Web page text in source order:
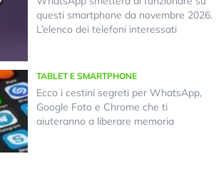
questi smartphone da novembre 2026.
L’elenco dei telefoni interessati
TABLET E SMARTPHONE
Ecco i cestini segreti per WhatsApp,
Google Foto e Chrome che ti
aiuteranno a liberare memoria